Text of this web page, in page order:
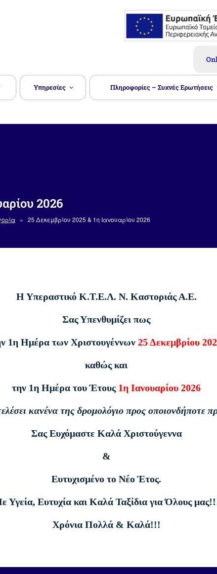
Υπηρεσίες Πληροφορίες – Συχνές Ερωτήσεις
2026
» 25 Δεκεμβρίου 2025 & 1η Ιανουαρίου 2026
Η Υπεραστικό Κ.Τ.Ε.Λ. Ν. Καστοριάς Α.Ε.
Σας Υπενθυμίζει πως
1η Ημέρα των Χριστουγέννων 25 Δεκεμβρίου
καθώς και
την 1η Ημέρα του Έτους 1η Ιανουαρίου 2026
κανένα της δρομολόγιο προς οποιονδήποτε
Σας Ευχόμαστε Καλά Χριστούγεννα
&
Ευτυχισμένο το Νέο Έτος.
Υγεία, Ευτυχία και Καλά Ταξίδια για Όλους
Χρόνια Πολλά & Καλά!!!